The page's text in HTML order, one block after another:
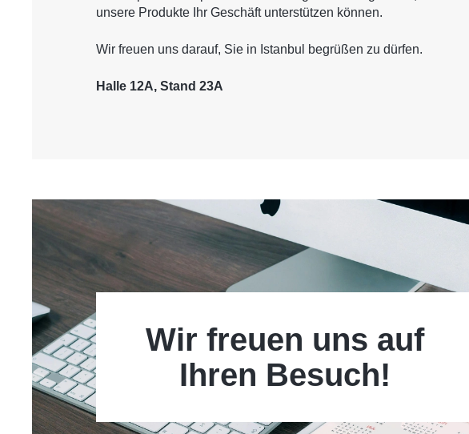
unsere Produkte Ihr Geschäft unterstützen können.
Wir freuen uns darauf, Sie in Istanbul begrüßen zu dürfen.
Halle 12A, Stand 23A
Wir freuen uns auf
Ihren Besuch!